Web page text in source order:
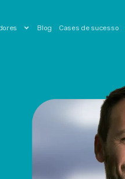
Blog Cases de sucesso